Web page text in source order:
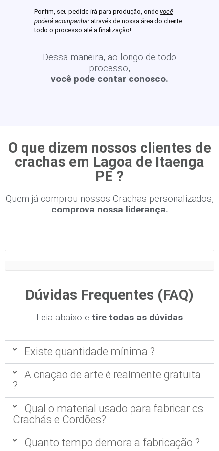
Por fim, seu pedido irá para produção, onde você
poderá acompanharatravés de nossa área do cliente
todo o processo até a finalização!
Dessa maneira, ao longo de todo
processo,
você pode contar conosco.
O que dizem nossos clientes de
crachas em Lagoa de Itaenga
PE ?
Quem já comprou nossos Crachas personalizados,
comprova nossa liderança.
Dúvidas Frequentes (FAQ)
Leia abaixo e tire todas as dúvidas
Existe quantidade mínima ?
A criação de arte é realmente gratuita
?
Qual o material usado para fabricar os
Crachás e Cordões?
Quanto tempo demora a fabricação ?